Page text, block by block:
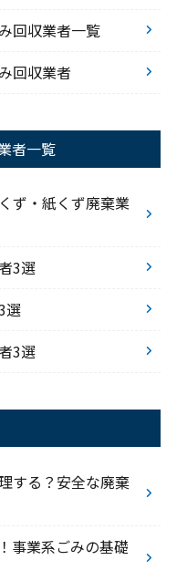
回収業者一覧
回収業者
者一覧
ず・紙くず廃棄業
3選
選
3選
する？安全な廃棄
事業系ごみの基礎